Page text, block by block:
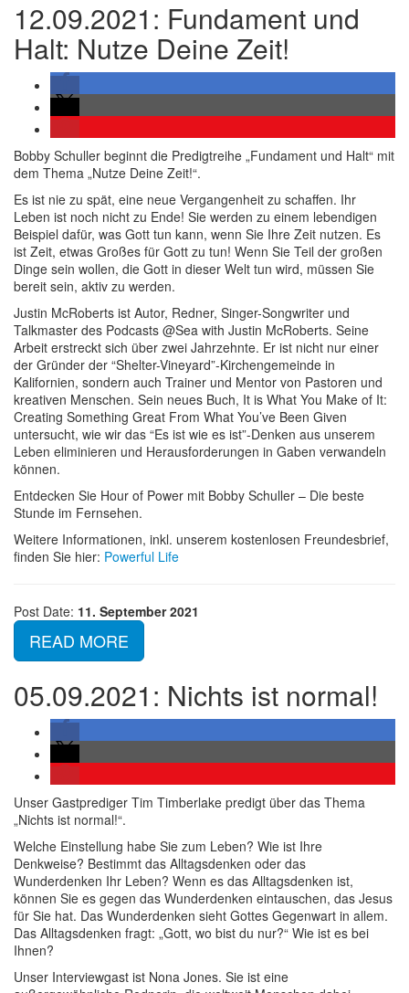
12.09.2021: Fundament und
Halt: Nutze Deine Zeit!
Bobby Schuller beginnt die Predigtreihe „Fundament und Halt“ mit
dem Thema „Nutze Deine Zeit!“.
Es ist nie zu spät, eine neue Vergangenheit zu schaffen. Ihr
Leben ist noch nicht zu Ende! Sie werden zu einem lebendigen
Beispiel dafür, was Gott tun kann, wenn Sie Ihre Zeit nutzen. Es
ist Zeit, etwas Großes für Gott zu tun! Wenn Sie Teil der großen
Dinge sein wollen, die Gott in dieser Welt tun wird, müssen Sie
bereit sein, aktiv zu werden.
Justin McRoberts ist Autor, Redner, Singer-Songwriter und
Talkmaster des Podcasts @Sea with Justin McRoberts. Seine
Arbeit erstreckt sich über zwei Jahrzehnte. Er ist nicht nur einer
der Gründer der “Shelter-Vineyard”-Kirchengemeinde in
Kalifornien, sondern auch Trainer und Mentor von Pastoren und
kreativen Menschen. Sein neues Buch, It is What You Make of It:
Creating Something Great From What You’ve Been Given
untersucht, wie wir das “Es ist wie es ist”-Denken aus unserem
Leben eliminieren und Herausforderungen in Gaben verwandeln
können.
Entdecken Sie Hour of Power mit Bobby Schuller – Die beste
Stunde im Fernsehen.
Weitere Informationen, inkl. unserem kostenlosen Freundesbrief,
finden Sie hier: Powerful Life
Post Date: 11. September 2021
READ MORE
05.09.2021: Nichts ist normal!
Unser Gastprediger Tim Timberlake predigt über das Thema
„Nichts ist normal!“.
Welche Einstellung habe Sie zum Leben? Wie ist Ihre
Denkweise? Bestimmt das Alltagsdenken oder das
Wunderdenken Ihr Leben? Wenn es das Alltagsdenken ist,
können Sie es gegen das Wunderdenken eintauschen, das Jesus
für Sie hat. Das Wunderdenken sieht Gottes Gegenwart in allem.
Das Alltagsdenken fragt: „Gott, wo bist du nur?“ Wie ist es bei
Ihnen?
Unser Interviewgast ist Nona Jones. Sie ist eine